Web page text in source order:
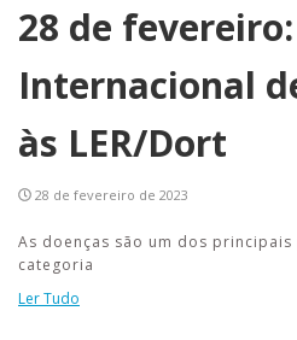
28 de
Internacional
às LER/Dort
28 de fevereiro de 2023
As doenças são um dos
categoria
Ler Tudo